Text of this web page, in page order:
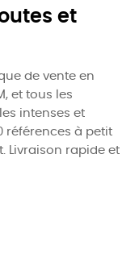
et
de vente en
et tous les
intenses et
références à petit
Livraison rapide et